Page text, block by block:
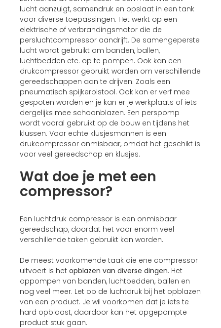
lucht aanzuigt, samendruk en opslaat in een tank
voor diverse toepassingen. Het werkt op een
elektrische of verbrandingsmotor die de
persluchtcompressor aandrijft. De samengeperste
lucht wordt gebruikt om banden, ballen,
luchtbedden etc. op te pompen. Ook kan een
drukcompressor gebruikt worden om verschillende
gereedschappen aan te drijven. Zoals een
pneumatisch spijkerpistool. Ook kan er verf mee
gespoten worden en je kan er je werkplaats of iets
dergelijks mee schoonblazen. Een perspomp
wordt vooral gebruikt op de bouw en tijdens het
klussen. Voor echte klusjesmannen is een
drukcompressor onmisbaar, omdat het geschikt is
voor veel gereedschap en klusjes.
Wat doe je met een
compressor?
Een luchtdruk compressor is een onmisbaar
gereedschap, doordat het voor enorm veel
verschillende taken gebruikt kan worden.
De meest voorkomende taak die ene compressor
uitvoert is het opblazen van diverse dingen. Het
oppompen van banden, luchtbedden, ballen en
nog veel meer. Let op de luchtdruk bij het opblazen
van een product. Je wil voorkomen dat je iets te
hard opblaast, daardoor kan het opgepompte
product stuk gaan.